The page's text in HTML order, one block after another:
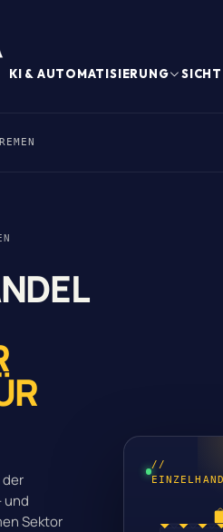
KI & AUTOMATISIERUNG
und
Sektor
//